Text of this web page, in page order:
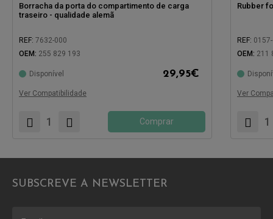
Borracha da porta do compartimento de carga
traseiro - qualidade alemã
REF: 7632-000
OEM: 255 829 193
Disponível 29,95€
Ver Compatibilidade
Comprar
Rubber
REF:
OEM: 211
Ver
SUBSCREVE A NEWSLETTER